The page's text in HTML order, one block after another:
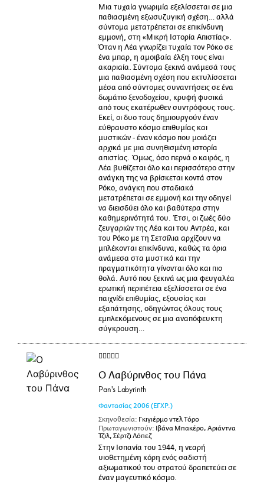
Μια τυχαία γνωριμία εξελίσσεται σε μια
παθιασμένη εξωσυζυγική σχέση… αλλά
σύντομα μετατρέπεται σε επικίνδυνη
εμμονή, στη «Μικρή Ιστορία Απιστίας».
Όταν η Λέα γνωρίζει τυχαία τον Ρόκο σε
ένα μπαρ, η αμοιβαία έλξη τους είναι
ακαριαία. Σύντομα ξεκινά ανάμεσά τους
μια παθιασμένη σχέση που εκτυλίσσεται
μέσα από σύντομες συναντήσεις σε ένα
δωμάτιο ξενοδοχείου, κρυφή φυσικά
από τους εκατέρωθεν συντρόφους τους.
Εκεί, οι δυο τους δημιουργούν έναν
εύθραυστο κόσμο επιθυμίας και
μυστικών - έναν κόσμο που μοιάζει
αρχικά με μια συνηθισμένη ιστορία
απιστίας. Όμως, όσο περνά ο καιρός, η
Λέα βυθίζεται όλο και περισσότερο στην
ανάγκη της να βρίσκεται κοντά στον
Ρόκο, ανάγκη που σταδιακά
μετατρέπεται σε εμμονή και την οδηγεί
να διεισδύει όλο και βαθύτερα στην
καθημερινότητά του. Έτσι, οι ζωές δύο
ζευγαριών της Λέα και του Αντρέα, και
του Ρόκο με τη Σετσίλια αρχίζουν να
μπλέκονται επικίνδυνα, καθώς τα όρια
ανάμεσα στα μυστικά και την
πραγματικότητα γίνονται όλο και πιο
θολά. Αυτό που ξεκινά ως μια φευγαλέα
ερωτική περιπέτεια εξελίσσεται σε ένα
παιχνίδι επιθυμίας, εξουσίας και
εξαπάτησης, οδηγώντας όλους τους
εμπλεκόμενους σε μια αναπόφευκτη
σύγκρουση…
Ο Λαβύρινθος του Πάνα
Pan's Labyrinth
Φαντασίας 2006 (ΕΓΧΡ.)
Σκηνοθεσία: Γκιγιέρμο ντελ Τόρο
Πρωταγωνιστούν: Ιβάνα Μπακέρο, Αριάντνα
Τζιλ, Σέρτζι Λόπεζ
Στην Ισπανία του 1944, η νεαρή
υιοθετημένη κόρη ενός σαδιστή
αξιωματικού του στρατού δραπετεύει σε
έναν μαγευτικό κόσμο.